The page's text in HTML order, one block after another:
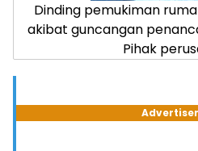
Dinding pemukiman
akibat guncangan
Pihak